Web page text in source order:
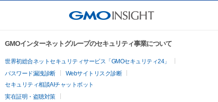
GMOインターネットグループのセキュリティ事業について
世界初総合ネットセキュリティサービス「GMOセキュリティ24」
パスワード漏洩診断
Webサイトリスク診断
セキュリティ相談AIチャットボット
実在証明・盗聴対策